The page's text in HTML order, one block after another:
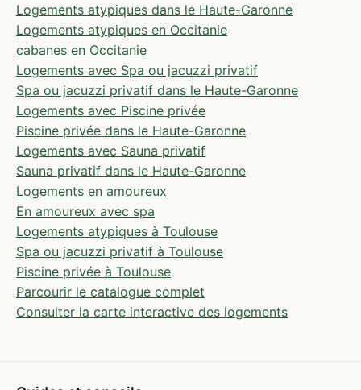
Logements atypiques dans le Haute-Garonne
Logements atypiques en Occitanie
cabanes en Occitanie
Logements avec Spa ou jacuzzi privatif
Spa ou jacuzzi privatif dans le Haute-Garonne
Logements avec Piscine privée
Piscine privée dans le Haute-Garonne
Logements avec Sauna privatif
Sauna privatif dans le Haute-Garonne
Logements en amoureux
En amoureux avec spa
Logements atypiques à Toulouse
Spa ou jacuzzi privatif à Toulouse
Piscine privée à Toulouse
Parcourir le catalogue complet
Consulter la carte interactive des logements